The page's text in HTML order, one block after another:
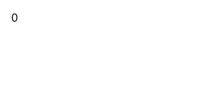
0